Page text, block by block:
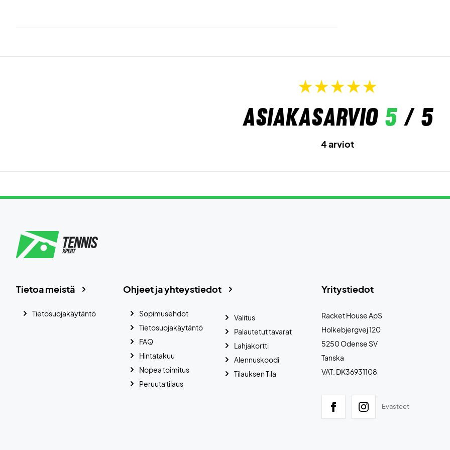
Asiakasarvio 5/ 5
4 arviot
Yritystiedot
Racket House ApS
Holkebjergvej 120
5250 Odense SV
Tanska
VAT: DK36931108
Evästeet
Ohjeet ja yhteystiedot
Sopimusehdot
Tietosuojakäytäntö
FAQ
Hintatakuu
Nopea toimitus
Peruuta tilaus
Valitus
Palautetut tavarat
Lahjakortti
Alennuskoodi
Tilauksen Tila
Tietoa meistä
Tietosuojakäytäntö